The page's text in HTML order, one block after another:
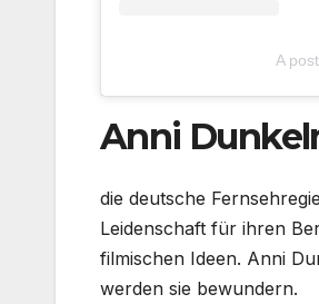
A
Anni
die deutsche
Leidenschaft für ihren
filmischen Ideen. Anni
werden sie bewundern.